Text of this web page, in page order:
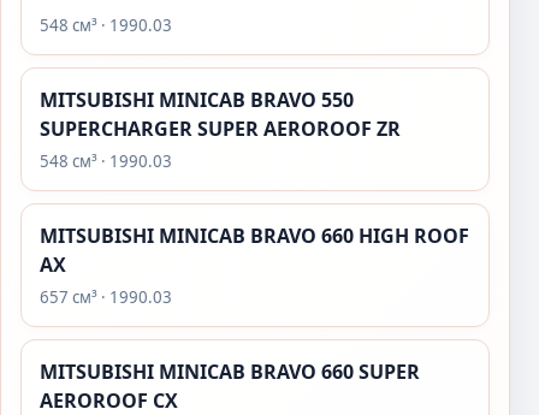
548 см³ · 1990.03
MITSUBISHI MINICAB BRAVO 550
SUPERCHARGER SUPER AEROROOF ZR
548 см³ · 1990.03
MITSUBISHI MINICAB BRAVO 660 HIGH ROOF
AX
657 см³ · 1990.03
MITSUBISHI MINICAB BRAVO 660 SUPER
AEROROOF CX